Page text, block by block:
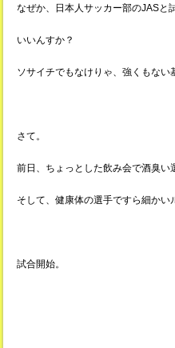
なぜか、日本人サッカー部のJASと
いいんすか？
ソサイチでもなけりゃ、強くもな
さて。
前日、ちょっとした飲み会で酒臭い
そして、健康体の選手ですら細かい
試合開始。